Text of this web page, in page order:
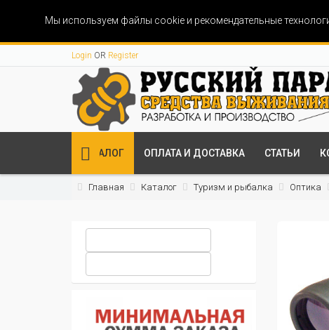
Мы используем файлы cookie и рекомендательные
Login OR Register
КАТАЛОГ ОПЛАТА И ДОСТАВКА СТАТЬИ
Главная Каталог Туризм и рыбалка Оптика